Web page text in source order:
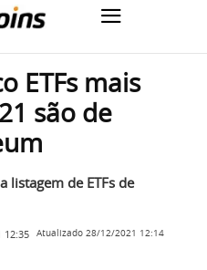
ETFs mais
são de
listagem de ETFs de
12:35 Atualizado 28/12/2021 12:14